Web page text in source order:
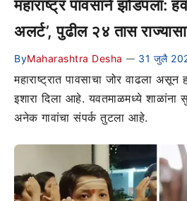
महाराष्ट्र पावसाने झोडपला:
अलर्ट’, पुढील २४ तास
ByMaharashtra Desha — 31 जुलै
महाराष्ट्रात पावसाचा जोर वाढला असून
इशारा दिला आहे. यवतमाळमध्ये शाळांना
अनेक गावांचा संपर्क तुटला आहे.